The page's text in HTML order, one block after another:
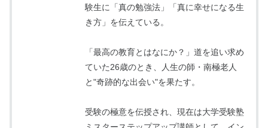
験生に「真の勉強法」「真に幸せになる生
き方」を伝えている。
「最高の教育とはなにか？」道を追い求め
ていた26歳のとき、人生の師・南極老人
と"奇跡的な出会い"を果たす。
受験の極意を伝授され、現在は大学受験塾